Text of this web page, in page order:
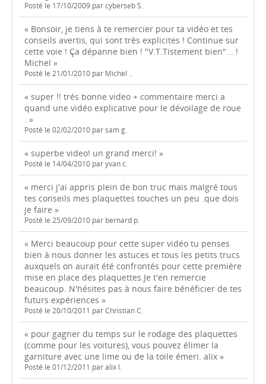
Posté le 17/10/2009 par cyberseb S.
« Bonsoir, je tiens à te remercier pour ta vidéo et tes
conseils avertis, qui sont très explicites ! Continue sur
cette voie ! Ça dépanne bien ! "V.T.Tistement bien"... !
Michel »
Posté le 21/01/2010 par Michel ..
« super !! trés bonne video + commentaire merci a
quand une vidéo explicative pour le dévoilage de roue
. »
Posté le 02/02/2010 par sam g.
« superbe video! un grand merci! »
Posté le 14/04/2010 par yvan c.
« merci j'ai appris plein de bon truc mais malgré tous
tes conseils mes plaquettes touches un peu .que dois
je faire »
Posté le 25/09/2010 par bernard p.
« Merci beaucoup pour cette super vidéo tu penses
bien à nous donner les astuces et tous les petits trucs
auxquels on aurait été confrontés pour cette première
mise en place des plaquettes.Je t'en remercie
beaucoup. N'hésites pas à nous faire bénéficier de tes
futurs expériences »
Posté le 20/10/2011 par Christian C.
« pour gagner du temps sur le rodage des plaquettes
(comme pour les voitures), vous pouvez élimer la
garniture avec une lime ou de la toile émeri. alix »
Posté le 01/12/2011 par alix l.